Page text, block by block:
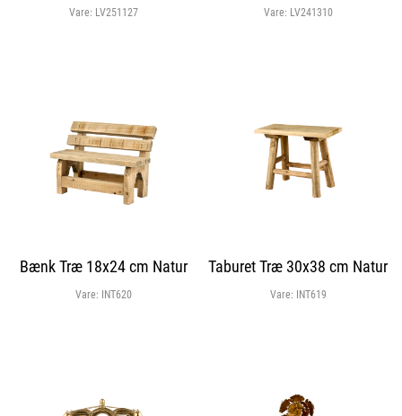
Vare: LV251127 Vare: LV241310
Bænk Træ 18x24 cm Natur
Vare: INT620
Taburet Træ 30x38 cm Natur
Vare: INT619